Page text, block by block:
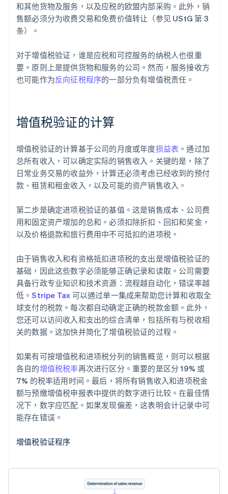
和其他货物及服务，以及应税的欧盟内部采购。此外，销
售额必须分为收费交易和免费价值转让（参见 UStG 第 3
条）。
对于增值税验证，谁是应税和可控服务的纳税人也很重
要。原则上是提供货物和服务的公司。然而，服务接收方
也可能作为反向征税程序的一部分负有增值税责任。
增值税验证的计算
增值税验证的计算基于公司的月度或年度损益表 。通过加
总所有收入，可以确定实际的销售收入。关键的是，除了
日常业务交易的收益外，计算还必须考虑已经收到的预付
款、租赁和租金收入，以及可能的资产销售收入。
第二步是确定进项税验证的基值。这是销售成本、公司费
用和固定资产增加的总和。必须扣除折扣、回扣和奖金，
以及价格退款和旅行费用中不可抵扣的进项税。
由于销售收入和有资格抵扣进项税的支出是增值税验证的
基础，因此这些数字必须能够正确记录和读取。公司需要
具备行政专业知识和技术资源：流程越自动化，错误率越
低。Stripe Tax 可以通过单一集成来帮助您计算和收取全
球支付的税款。每次都自动确定正确的税款金额。此外，
您还可以访问收入和支出的综合清单，包括所有与税收相
关的数据。这加快并简化了增值税验证的过程。
如果有可按增值税和进项税分列的销售概览，则可以根据
各自的增值税税率再次进行区分。重要的是区分 19% 或
7% 的税率适用时间。最后，将所有销售收入和进项税金
额与预缴增值税申报表中提供的数字进行比较。在最佳情
况下，数字应匹配。如果发现偏差，这表明会计记录中可
能存在错误。
增值税验证程序